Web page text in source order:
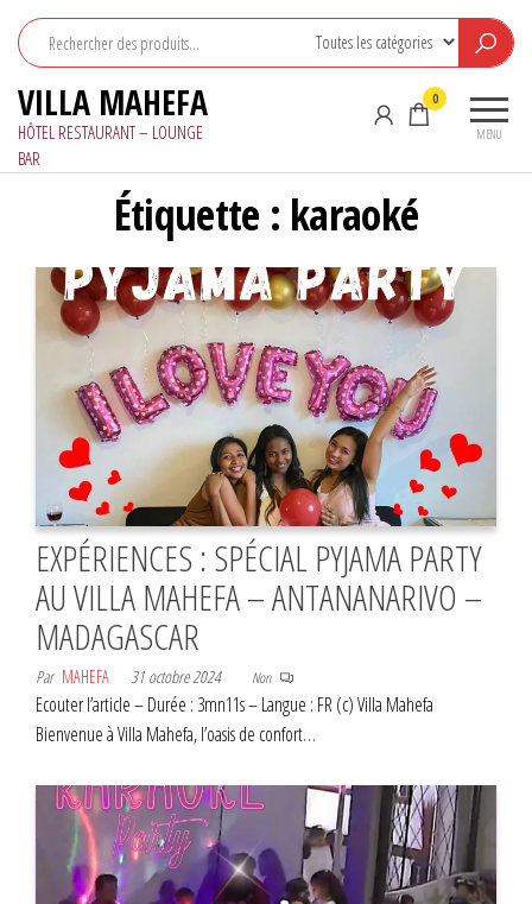
contenu
VILLA MAHEFA
HÔTEL RESTAURANT – LOUNGE
BAR
MENU
0
Étiquette : karaoké
EXPÉRIENCES : SPÉCIAL PYJAMA PARTY
AU VILLA MAHEFA – ANTANANARIVO –
MADAGASCAR
Par MAHEFA 31 octobre 2024 Non
Ecouter l’article – Durée : 3mn11s – Langue : FR (c) Villa Mahefa
Bienvenue à Villa Mahefa, l’oasis de confort…